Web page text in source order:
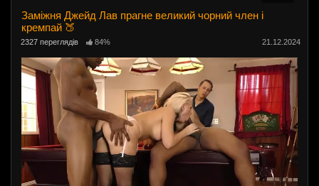
Заміжня Джейд Лав прагне великий чорний член і
кремпай 🍑
2327 переглядів 84% 21.12.2024